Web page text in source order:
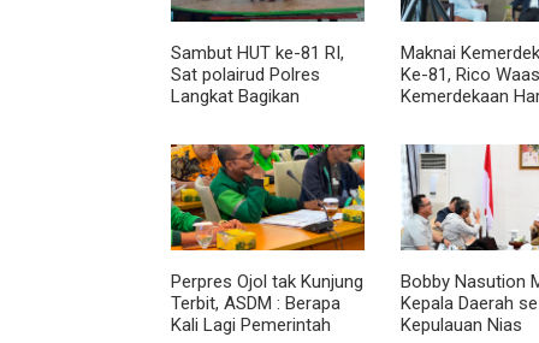
Sambut HUT ke-81 RI,
Sat polairud Polres
Langkat Bagikan
kepada Nelayan
Maknai
Ke-81, Rico
Kemerdekaan
Lewat
Pelayanan Primer
Perpres Ojol tak Kunjung
Terbit, ASDM : Berapa
Kali Lagi Pemerintah
Bobby Nasution
Kepala Daerah
Kepulauan Nias